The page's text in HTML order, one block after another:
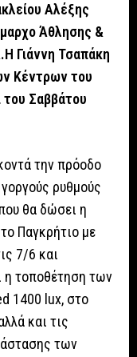
Αλέξης
Άθλησης &
Γιάννη Τσαπάκη
Κέντρων του
Σαββάτου
την πρόοδο
ρυθμούς
θα δώσει η
Παγκρήτιο με
7/6 και
η τοποθέτηση των
1400 lux, στο
και τις
των